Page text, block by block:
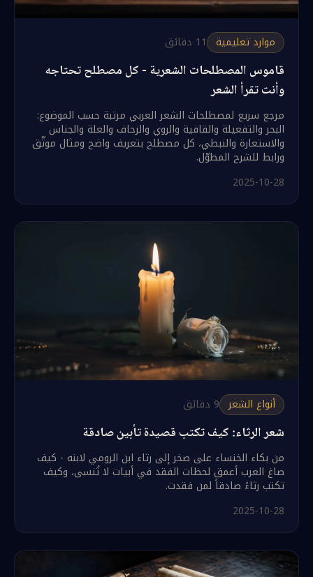
موارد تعليمية 11 دقائق
قاموس المصطلحات الشعرية - كل مصطلح تحتاجه
وأنت تقرأ الشعر
مرجع سريع لمصطلحات الشعر العربي مرتبة حسب الموضوع:
البحر والتفعيلة والقافية والروي والزحاف والعلة والجناس
والاستعارة والنبطي، كل مصطلح بتعريف واضح ومثال موثّق
ورابط للشرح المطوّل.
2025-10-28
أنواع الشعر 9 دقائق
شعر الرثاء: كيف تكتب قصيدة تأبين صادقة
من بكاء الخنساء على صخر إلى رثاء ابن الرومي لابنه - كيف
صاغ العرب أعمق لحظات الفقد في أبيات لا تُنسى، وكيف
تكتب رثاءً صادقاً لمن فقدت.
2025-10-28